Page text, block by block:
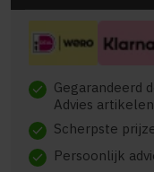
check Gegarandeerd
Advies artikelen
check Scherpste
check Persoonlijk